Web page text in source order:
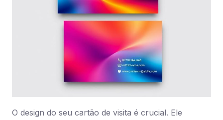
O design do seu cartão de visita é crucial. Ele